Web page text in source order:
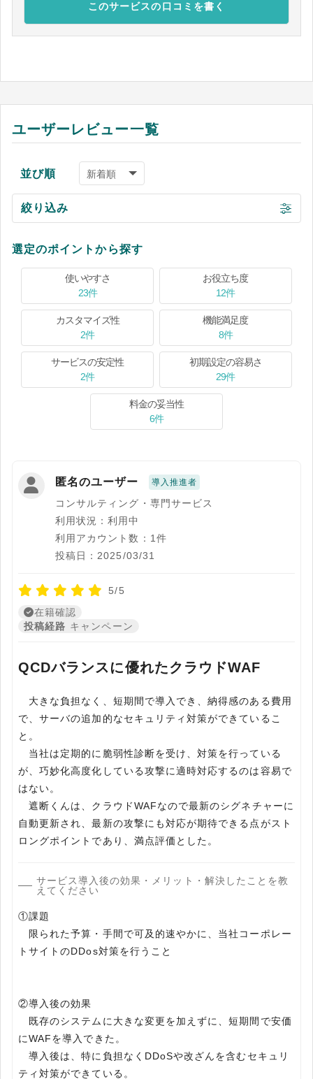
このサービスの口コミを書く
ユーザーレビュー一覧
並び順
絞り込み
選定のポイントから探す
使いやすさ
23件
お役立ち度
12件
カスタマイズ性
2件
機能満足度
8件
サービスの安定性
2件
初期設定の容易さ
29件
料金の妥当性
6件
匿名のユーザー 導入推進者
コンサルティング・専門サービス
利用状況：利用中
利用アカウント数：1件
投稿日：2025/03/31
5/5
在籍確認
投稿経路 キャンペーン
QCDバランスに優れたクラウドWAF
大きな負担なく、短期間で導入でき、納得感のある費用
で、サーバの追加的なセキュリティ対策ができているこ
と。
当社は定期的に脆弱性診断を受け、対策を行っている
が、巧妙化高度化している攻撃に適時対応するのは容易で
はない。
遮断くんは、クラウドWAFなので最新のシグネチャーに
自動更新され、最新の攻撃にも対応が期待できる点がスト
ロングポイントであり、満点評価とした。
サービス導入後の効果・メリット・解決したことを教
えてください
①課題
限られた予算・手間で可及的速やかに、当社コーポレー
トサイトのDDos対策を行うこと
②導入後の効果
既存のシステムに大きな変更を加えずに、短期間で安価
にWAFを導入できた。
導入後は、特に負担なくDDoSや改ざんを含むセキュリ
ティ対策ができている。